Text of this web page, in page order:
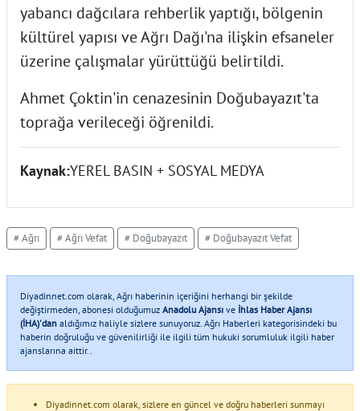
yabancı dağcılara rehberlik yaptığı, bölgenin
kültürel yapısı ve Ağrı Dağı'na ilişkin efsaneler
üzerine çalışmalar yürüttüğü belirtildi.
Ahmet Çoktin'in cenazesinin Doğubayazıt'ta
toprağa verileceği öğrenildi.
Kaynak:YEREL BASIN + SOSYAL MEDYA
# Ağrı # Ağrı Vefat # Doğubayazıt # Doğubayazıt Vefat
Diyadinnet.com olarak, Ağrı haberinin içeriğini herhangi bir şekilde
değiştirmeden, abonesi olduğumuz Anadolu Ajansı ve İhlas Haber Ajansı
(İHA)'dan aldığımız haliyle sizlere sunuyoruz. Ağrı Haberleri kategorisindeki bu
haberin doğruluğu ve güvenilirliği ile ilgili tüm hukuki sorumluluk ilgili haber
ajanslarına aittir..
Diyadinnet.com olarak, sizlere en güncel ve doğru haberleri sunmayı